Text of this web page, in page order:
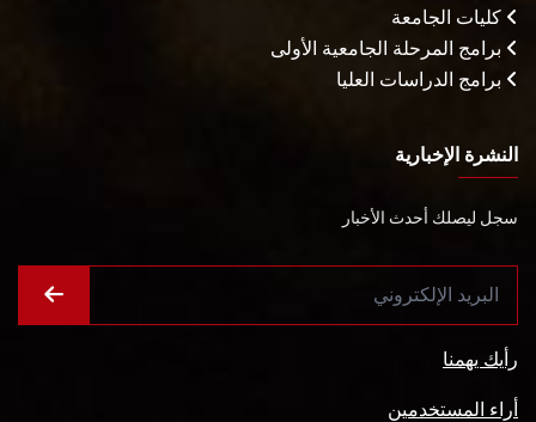
كليات الجامعة
برامج المرحلة الجامعية الأولى
برامج الدراسات العليا
النشرة الإخبارية
سجل ليصلك أحدث الأخبار
رأيك يهمنا
أراء المستخدمين